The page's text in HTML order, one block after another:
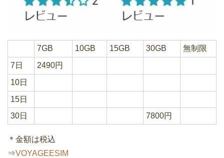
7GB 10GB 15GB 30GB
無制限
7日
2490円
10日
15日
30日
7800円
＊金額は税込
⇒VOYAGEESIM